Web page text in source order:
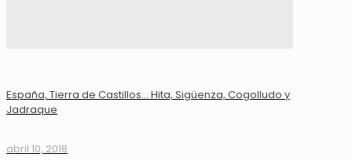
España, Tierra de Castillos… Hita, Sigüenza, Cogolludo y
Jadraque
abril 10, 2018